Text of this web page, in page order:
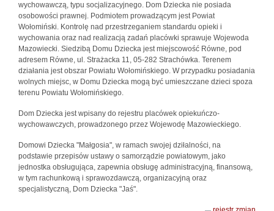
wychowawczą, typu socjalizacyjnego. Dom Dziecka nie posiada
osobowości prawnej. Podmiotem prowadzącym jest Powiat
Wołomiński. Kontrolę nad przestrzeganiem standardu opieki i
wychowania oraz nad realizacją zadań placówki sprawuje Wojewoda
Mazowiecki. Siedzibą Domu Dziecka jest miejscowość Równe, pod
adresem Równe, ul. Strażacka 11, 05-282 Strachówka. Terenem
działania jest obszar Powiatu Wołomińskiego. W przypadku posiadania
wolnych miejsc, w Domu Dziecka mogą być umieszczane dzieci spoza
terenu Powiatu Wołomińskiego.
Dom Dziecka jest wpisany do rejestru placówek opiekuńczo-
wychowawczych, prowadzonego przez Wojewodę Mazowieckiego.
Domowi Dziecka "Małgosia", w ramach swojej dziłalności, na
podstawie przepisów ustawy o samorządzie powiatowym, jako
jednostka obsługująca, zapewnia obsługę administracyjną, finansową,
w tym rachunkową i sprawozdawczą, organizacyjną oraz
specjalistyczną, Dom Dziecka "Jaś".